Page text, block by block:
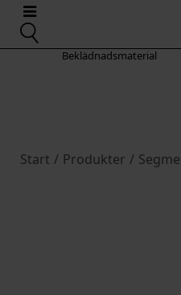
Beklädnadsmaterial
Start / Produkter /